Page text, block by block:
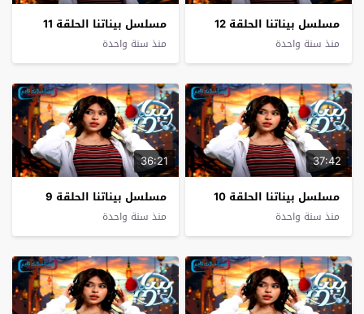
مسلسل بيناتنا الحلقة 12
منذ سنة واحدة
مسلسل بيناتنا الحلقة 11
منذ سنة واحدة
37:42
مسلسل بيناتنا الحلقة 10
منذ سنة واحدة
36:21
مسلسل بيناتنا الحلقة 9
منذ سنة واحدة